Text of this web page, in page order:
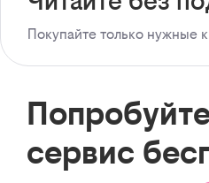
Покупайте только нужные
сервис